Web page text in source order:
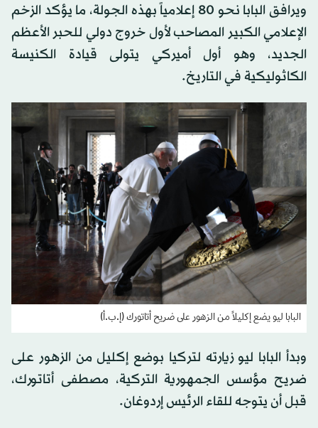
ويرافق البابا نحو 80 إعلامياً بهذه الجولة، ما يؤكد الزخم
الإعلامي الكبير المصاحب لأول خروج دولي للحبر الأعظم
الجديد، وهو أول أميركي يتولى قيادة الكنيسة
الكاثوليكية في التاريخ.
البابا ليو يضع إكليلاً من الزهور على ضريح أتاتورك (إ.ب.أ)
وبدأ البابا ليو زيارته لتركيا بوضع إكليل من الزهور على
ضريح مؤسس الجمهورية التركية، مصطفى أتاتورك،
قبل أن يتوجه للقاء الرئيس إردوغان.